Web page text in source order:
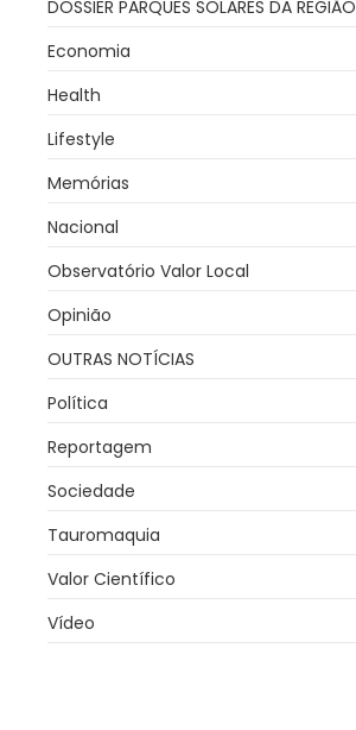
DOSSIER PARQUES SOLARES DA REGIÃO
Economia
Health
Lifestyle
Memórias
Nacional
Observatório Valor Local
Opinião
OUTRAS NOTÍCIAS
Política
Reportagem
Sociedade
Tauromaquia
Valor Científico
Vídeo